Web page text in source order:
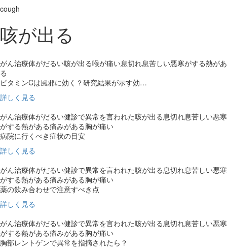
cough
咳が出る
がん治療体がだるい咳が出る喉が痛い息切れ息苦しい悪寒がする熱があ
る
ビタミンCは風邪に効く？研究結果が示す効…
詳しく見る
がん治療体がだるい健診で異常を言われた咳が出る息切れ息苦しい悪寒
がする熱がある痛みがある胸が痛い
病院に行くべき症状の目安
詳しく見る
がん治療体がだるい健診で異常を言われた咳が出る息切れ息苦しい悪寒
がする熱がある痛みがある胸が痛い
薬の飲み合わせで注意すべき点
詳しく見る
がん治療体がだるい健診で異常を言われた咳が出る息切れ息苦しい悪寒
がする熱がある痛みがある胸が痛い
胸部レントゲンで異常を指摘されたら？